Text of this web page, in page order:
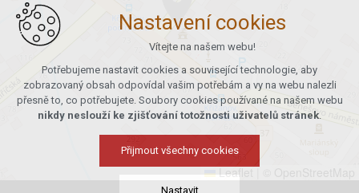
Leaflet
Nastavení cookies
Vítejte na našem webu!
Potřebujeme nastavit cookies a související technologie, aby
zobrazovaný obsah odpovídal vašim potřebám a vy na webu nalezli
přesně to, co potřebujete. Soubory cookies používané na našem webu
nikdy neslouží ke zjišťování totožnosti uživatelů stránek.
Přijmout všechny cookies
Nastavit